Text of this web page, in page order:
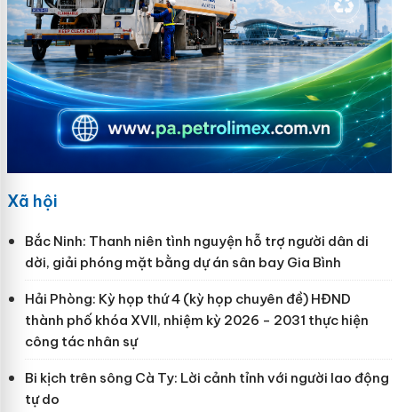
Xã hội
Bắc Ninh: Thanh niên tình nguyện hỗ trợ người dân di
dời, giải phóng mặt bằng dự án sân bay Gia Bình
Hải Phòng: Kỳ họp thứ 4 (kỳ họp chuyên đề) HĐND
thành phố khóa XVII, nhiệm kỳ 2026 - 2031 thực hiện
công tác nhân sự
Bi kịch trên sông Cà Ty: Lời cảnh tỉnh với người lao động
tự do